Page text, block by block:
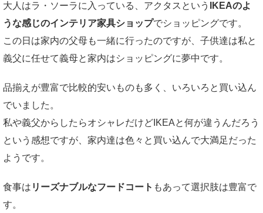
大人はラ・ソーラに入っている、アクタスという
IKEAのよ
うな感じのインテリア家具ショップでショッピングです。
この日は家内の父母も一緒に行ったのですが、子供達は私と
義父に任せて義母と家内はショッピングに夢中です。
品揃えが豊富で比較的安いものも多く、いろいろと買い込ん
でいました。
私や義父からしたらオシャレだけどIKEAと何が違うんだろう
という感想ですが、家内達は色々と買い込んで大満足だった
ようです。
食事は リーズナブルなフードコート もあって選択肢は豊富で
す。